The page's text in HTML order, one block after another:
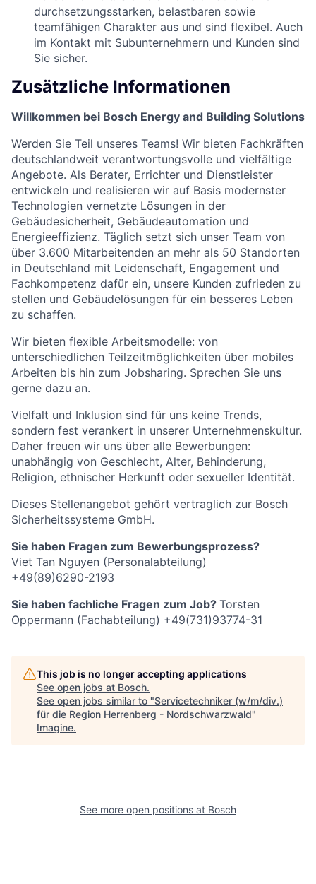
durchsetzungsstarken, belastbaren sowie
teamfähigen Charakter aus und sind flexibel. Auch
im Kontakt mit Subunternehmern und Kunden sind
Sie sicher.
Zusätzliche Informationen
Willkommen bei Bosch Energy and Building Solutions
Werden Sie Teil unseres Teams! Wir bieten Fachkräften
deutschlandweit verantwortungsvolle und vielfältige
Angebote. Als Berater, Errichter und Dienstleister
entwickeln und realisieren wir auf Basis modernster
Technologien vernetzte Lösungen in der
Gebäudesicherheit, Gebäudeautomation und
Energieeffizienz. Täglich setzt sich unser Team von
über 3.600 Mitarbeitenden an mehr als 50 Standorten
in Deutschland mit Leidenschaft, Engagement und
Fachkompetenz dafür ein, unsere Kunden zufrieden zu
stellen und Gebäudelösungen für ein besseres Leben
zu schaffen.
Wir bieten flexible Arbeitsmodelle: von
unterschiedlichen Teilzeitmöglichkeiten über mobiles
Arbeiten bis hin zum Jobsharing. Sprechen Sie uns
gerne dazu an.
Vielfalt und Inklusion sind für uns keine Trends,
sondern fest verankert in unserer Unternehmenskultur.
Daher freuen wir uns über alle Bewerbungen:
unabhängig von Geschlecht, Alter, Behinderung,
Religion, ethnischer Herkunft oder sexueller Identität.
Dieses Stellenangebot gehört vertraglich zur Bosch
Sicherheitssysteme GmbH.
Sie haben Fragen zum Bewerbungsprozess?
Viet Tan Nguyen (Personalabteilung)
+49(89)6290-2193
Sie haben fachliche Fragen zum Job? Torsten
Oppermann (Fachabteilung) +49(731)93774-31
This job is no longer accepting applications
See open jobs at Bosch.
See open jobs similar to "Servicetechniker (w/m/div.)
für die Region Herrenberg - Nordschwarzwald"
Imagine.
See more open positions at Bosch